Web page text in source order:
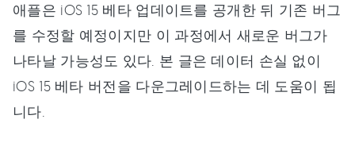
애플은 iOS 15 베타 업데이트를 공개한 뒤 기존 버그
를 수정할 예정이지만 이 과정에서 새로운 버그가
나타날 가능성도 있다. 본 글은 데이터 손실 없이
iOS 15 베타 버전을 다운그레이드하는 데 도움이 됩
니다.